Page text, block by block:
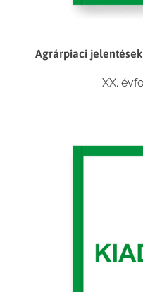
Agrárpiaci
XX.